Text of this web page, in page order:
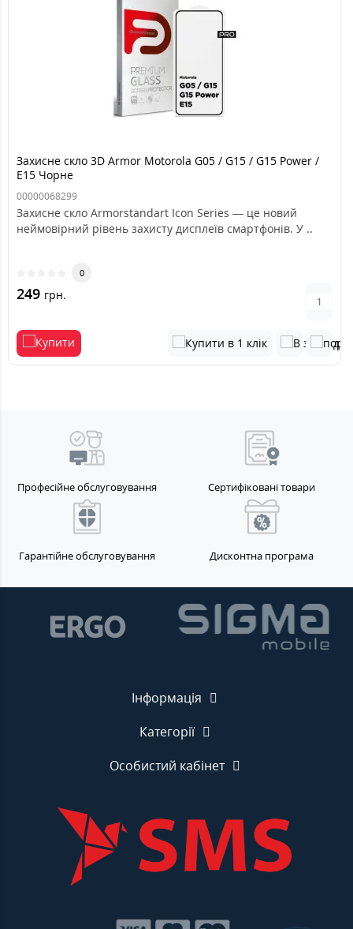
Захисне скло 3D Armor Motorola G05 / G15 / G15 Power /
E15 Чорне
00000068299
Захисне скло Armorstandart Icon Series — це новий
неймовірний рівень захисту дисплеїв смартфонів. У ..
0
249 грн.
Професійне обслуговування Сертифіковані товари
Гарантійне обслуговування Дисконтна програма
Інформація
Категорії
Особистий кабінет